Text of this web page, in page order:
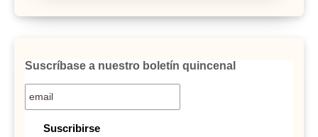
Suscríbase a nuestro boletín quincenal